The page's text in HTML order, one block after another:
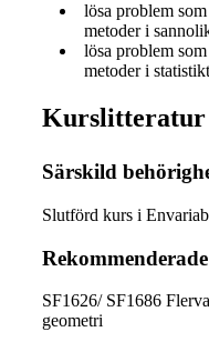
lösa problem
metoder i
lösa problem
metoder i
Kurslitteratur
Särskild
Slutförd kurs i
SF1626/ SF1686
geometri